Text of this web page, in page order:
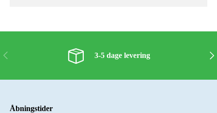
Forrige 3-5 dage levering
Åbningstider